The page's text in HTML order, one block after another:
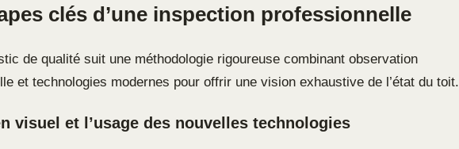
clés d’une inspection professionnelle
de qualité suit une méthodologie rigoureuse combinant observation
et technologies modernes pour offrir une vision exhaustive de l’état du toit.
visuel et l’usage des nouvelles technologies